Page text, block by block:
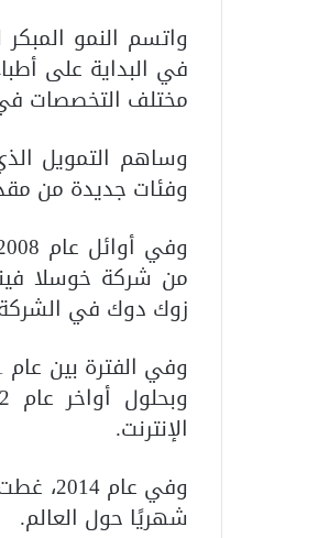
واتسم النمو
في البداية على
مختلف التخصصات في
وساهم التمويل
وفئات جديدة من
من شركة خوسلا
زوك دوك في
الإنترنت.
شهريًا حول العالم.